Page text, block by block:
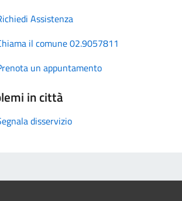
Assistenza
il comune 02.9057811
un appuntamento
in città
disservizio